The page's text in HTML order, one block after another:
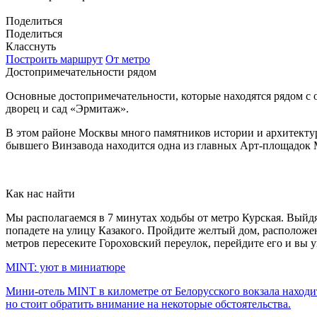
Поделиться
Поделиться
Класснуть
Построить маршрут От метро
Достопримечательности рядом
Основные достопримечательности, которые находятся
дворец и сад «Эрмитаж».
В этом районе Москвы много памятников истории и
бывшего Винзавода находится одна из главных Арт-
Как нас найти
Мы располагаемся в 7 минутах ходьбы от метро Курская.
попадете на улицу Казакого. Пройдите желтый дом,
метров пересеките Гороховский переулок, перейдите его и
MINT: уют в миниатюре
Мини-отель MINT в километре от Белорусского вокзала
но стоит обратить внимание на некоторые обстоятельства.